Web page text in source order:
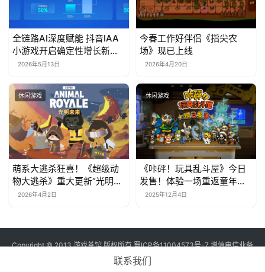
全链路AI深度赋能 抖音IAA
小游戏开启确定性增长新周
期2026年5月13日
今春工作好伴侣《指尖农
场》现已上线
2026年4月20日
休闲游戏
萌系大逃杀狂喜！《超级动
物大逃杀》重大更新“光明未
来”上线，隔墙杀神器来袭
2026年4月2日
休闲游戏
《咔砰！玩具乱斗屋》今日
发售！体验一场重返童年的
魔法！
2025年12月4日
Copyright © 2013 游戏茶馆 版权所有蜀ICP备11004573号-7增值电信业务
经营许可证 川B2-20170060号
联系我们